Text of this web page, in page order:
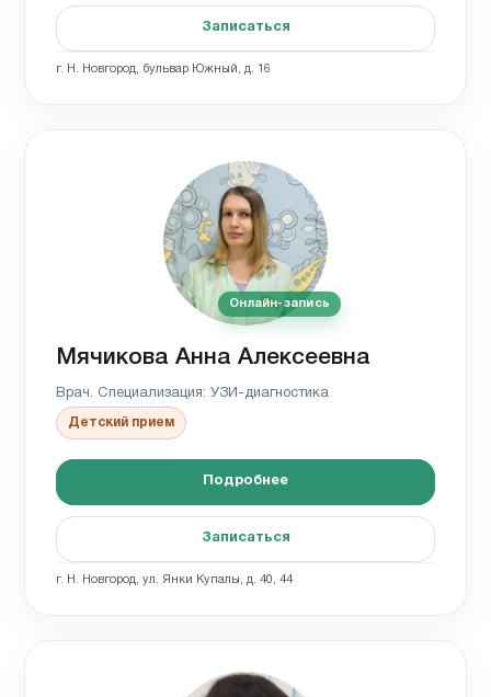
Записаться
г. Н. Новгород, бульвар Южный, д. 16
Онлайн-запись
Мячикова Анна Алексеевна
Врач. Специализация: УЗИ-диагностика
Детский прием
Подробнее
Записаться
г. Н. Новгород, ул. Янки Купалы, д. 40, 44